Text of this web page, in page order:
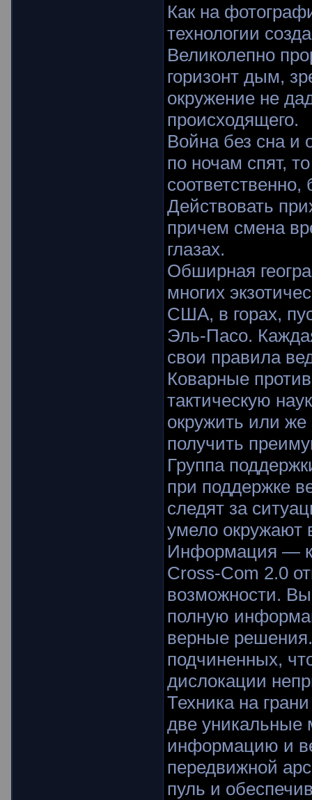
Как на
технологии
Великолепно
горизонт дым,
окружение не
происходящего.
Война без сна и
по ночам спят,
Действовать
причем смена
глазах.
Обширная
многих
США, в горах,
Эль-Пасо.
свои правила
Коварные
тактическую
окружить или
получить
Группа
при поддержке
следят за
умело окружают
Информация —
Cross-Com 2.0
возможности. Вы
полную
верные
подчиненных,
дислокации
Техника на
две
информацию и
передвижной
пуль и